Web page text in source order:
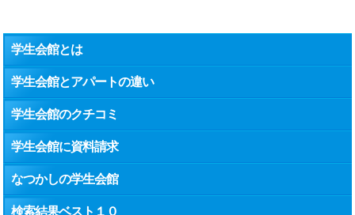
学生会館とは
学生会館とアパートの違い
学生会館のクチコミ
学生会館に資料請求
なつかしの学生会館
検索結果ベスト１０